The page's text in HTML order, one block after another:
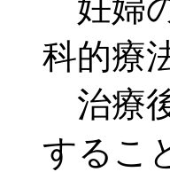
妊婦
科的療
治療
するこ